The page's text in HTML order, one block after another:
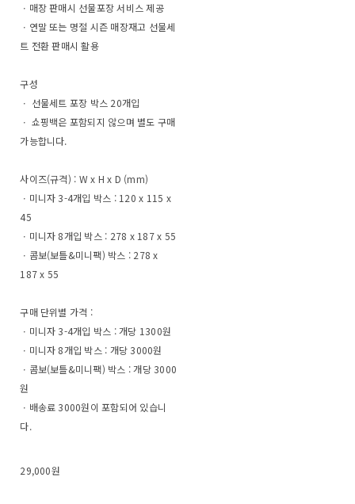
ㆍ매장 판매시 선물포장 서비스 제공
ㆍ연말 또는 명절 시즌 매장재고 선물세
트 전환 판매시 활용
구성
ㆍ 선물세트 포장 박스 20개입
ㆍ 쇼핑백은 포함되지 않으며 별도 구매
가능합니다.
사이즈(규격) : W x H x D (mm)
ㆍ미니자 3-4개입 박스 : 120 x 115 x
45
ㆍ미니자 8개입 박스 : 278 x 187 x 55
ㆍ콤보(보틀&미니팩) 박스 : 278 x
187 x 55
구매 단위별 가격 :
ㆍ미니자 3-4개입 박스 : 개당 1300원
ㆍ미니자 8개입 박스 : 개당 3000원
ㆍ콤보(보틀&미니팩) 박스 : 개당 3000
원
ㆍ배송료 3000원이 포함되어 있습니
다.
29,000원